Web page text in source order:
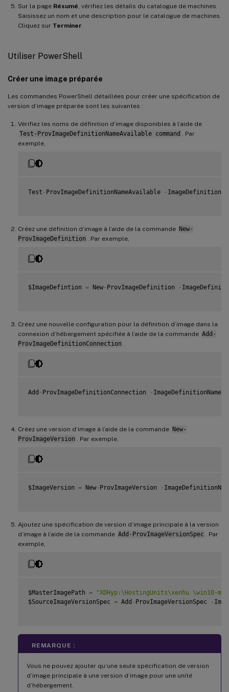
Sur la page Résumé , vérifiez les détails du catalogue de machines.
Saisissez un nom et une description pour le catalogue de machines.
Cliquez sur Terminer
Utiliser PowerShell
Créer une image préparée
Les commandes PowerShell détaillées pour créer une spécification de
version d’image préparée sont les suivantes :
Vérifiez les noms de définition d’image disponibles à l’aide de
Test-ProvImageDefinitionNameAvailable command
. Par
exemple,
Test - ProvImageDefinitionNameAvailable -
Créez une définition d’image à l’aide de la commande New-
ProvImageDefinition
. Par exemple,
$ImageDefintion = New- ProvImageDefinition -
Créez une nouvelle configuration pour la définition d’image dans la
connexion d’hébergement spécifiée à l’aide de la commande Add-
ProvImageDefinitionConnection
Add - ProvImageDefinitionConnection - ImageDefinitionName
Créez une version d’image à l’aide de la commande New-
ProvImageVersion
. Par exemple,
$ImageVersion = New- ProvImageVersion -
Ajoutez une spécification de version d’image principale à la version
d’image à l’aide de la commande Add-ProvImageVersionSpec
. Par
exemple,
$MasterImagePath =
"XDHyp:\HostingUnits\xenhu \win10-
$SourceImageVersionSpec = Add - ProvImageVersionSpec -
REMARQUE :
Vous ne pouvez ajouter qu’une seule spécification de version
d’image principale à une version d’image pour une unité
d’hébergement.